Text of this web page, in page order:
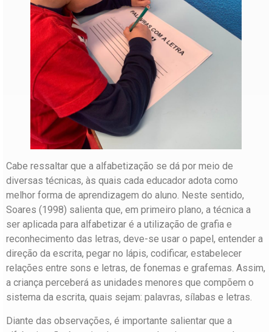
Cabe ressaltar que a alfabetização se dá por meio de
diversas técnicas, às quais cada educador adota como
melhor forma de aprendizagem do aluno. Neste sentido,
Soares (1998) salienta que, em primeiro plano, a técnica a
ser aplicada para alfabetizar é a utilização de grafia e
reconhecimento das letras, deve-se usar o papel, entender a
direção da escrita, pegar no lápis, codificar, estabelecer
relações entre sons e letras, de fonemas e grafemas. Assim,
a criança perceberá as unidades menores que compõem o
sistema da escrita, quais sejam: palavras, sílabas e letras.
Diante das observações, é importante salientar que a